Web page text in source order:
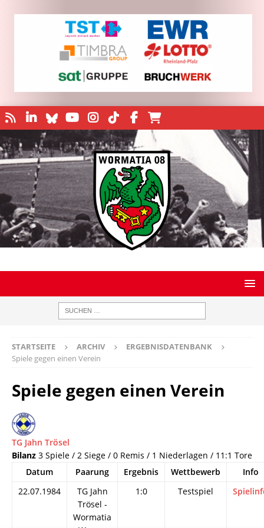
STARTSEITE ARCHIV
ERGEBNISDATENBANK
Spiele gegen einen Verein
Spiele gegen einen Verein
TG Jahn Trösel
Bilanz 3 Spiele / 2 Siege / 0 Remis / 1 Niederlagen / 11:1 Tore
Datum
Paarung Ergebnis Wettbewerb
Info
22.07.1984
TG Jahn
Trösel -
Wormatia
1:0 Testspiel